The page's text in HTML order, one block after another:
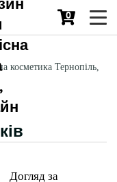
0
косметика Тернопіль,